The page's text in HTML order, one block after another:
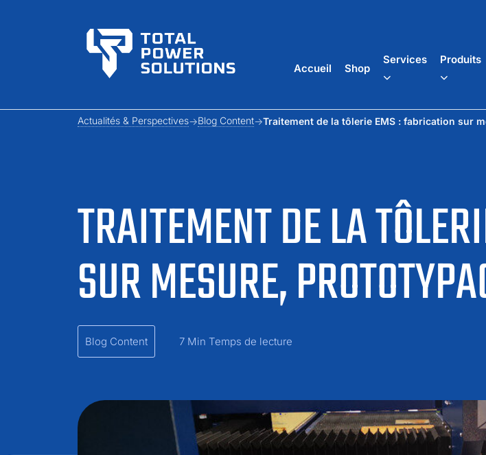
Accueil Shop
Services Produits
TRAITEMENT DE LA
SUR MESURE,
Actualités & Perspectives Blog Content Traitement de la tôlerie EMS : fabrication sur
Blog Content 7 Min Temps de lecture